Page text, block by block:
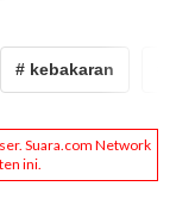
# kebakaran